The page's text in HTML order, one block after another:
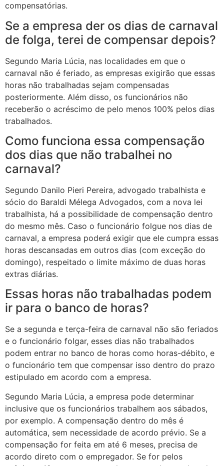
compensatórias.
Se a empresa der os dias de carnaval
de folga, terei de compensar depois?
Segundo Maria Lúcia, nas localidades em que o
carnaval não é feriado, as empresas exigirão que essas
horas não trabalhadas sejam compensadas
posteriormente. Além disso, os funcionários não
receberão o acréscimo de pelo menos 100% pelos dias
trabalhados.
Como funciona essa compensação
dos dias que não trabalhei no
carnaval?
Segundo Danilo Pieri Pereira, advogado trabalhista e
sócio do Baraldi Mélega Advogados, com a nova lei
trabalhista, há a possibilidade de compensação dentro
do mesmo mês. Caso o funcionário folgue nos dias de
carnaval, a empresa poderá exigir que ele cumpra essas
horas descansadas em outros dias (com exceção do
domingo), respeitado o limite máximo de duas horas
extras diárias.
Essas horas não trabalhadas podem
ir para o banco de horas?
Se a segunda e terça-feira de carnaval não são feriados
e o funcionário folgar, esses dias não trabalhados
podem entrar no banco de horas como horas-débito, e
o funcionário tem que compensar isso dentro do prazo
estipulado em acordo com a empresa.
Segundo Maria Lúcia, a empresa pode determinar
inclusive que os funcionários trabalhem aos sábados,
por exemplo. A compensação dentro do mês é
automática, sem necessidade de acordo prévio. Se a
compensação for feita em até 6 meses, precisa de
acordo direto com o empregador. Se for pelos